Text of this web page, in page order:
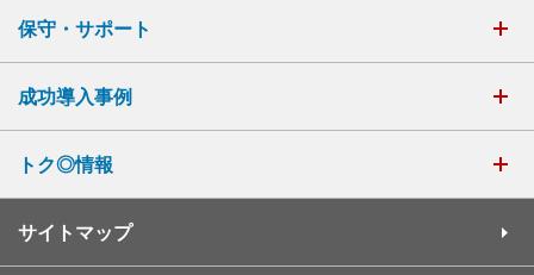
保守・サポート
成功導入事例
トク◎情報
サイトマップ